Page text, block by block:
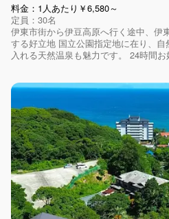
料金：1人あたり￥6,580～
定員：30名
伊東市街から伊豆高原へ行く途中、伊
する好立地 国立公園指定地に在り、
入れる天然温泉も魅力です。 24時間